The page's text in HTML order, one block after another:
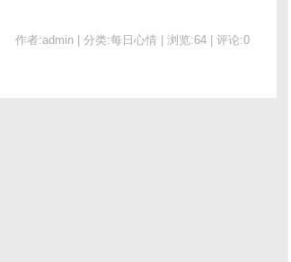
作者:admin | 分类:每日心情 | 浏览:64 | 评论:0